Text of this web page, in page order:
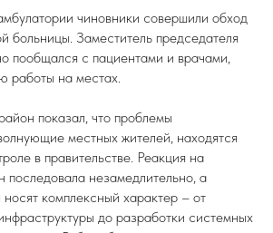
чиновники совершили обход
больницы. Заместитель председателя
пообщался с пациентами и врачами,
работы на местах.
показал, что проблемы
местных жителей, находятся
в правительстве. Реакция на
незамедлительно, а
комплексный характер – от
до разработки системных